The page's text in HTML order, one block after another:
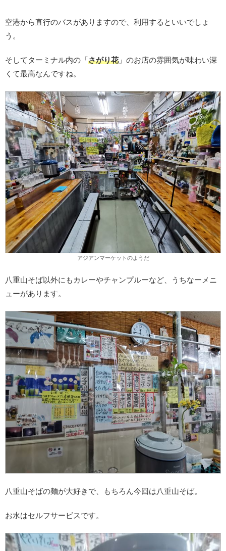
空港から直行のバスがありますので、利用するといいでしょ
う。
そしてターミナル内の「さがり花」のお店の雰囲気が味わい深
くて最高なんですね。
アジアンマーケットのようだ
八重山そば以外にもカレーやチャンプルーなど、うちなーメニ
ューがあります。
八重山そばの麺が大好きで、もちろん今回は八重山そば。
お水はセルフサービスです。